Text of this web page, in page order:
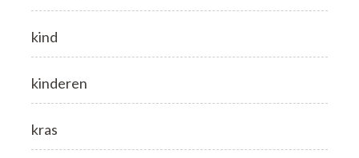
kind
kinderen
kras